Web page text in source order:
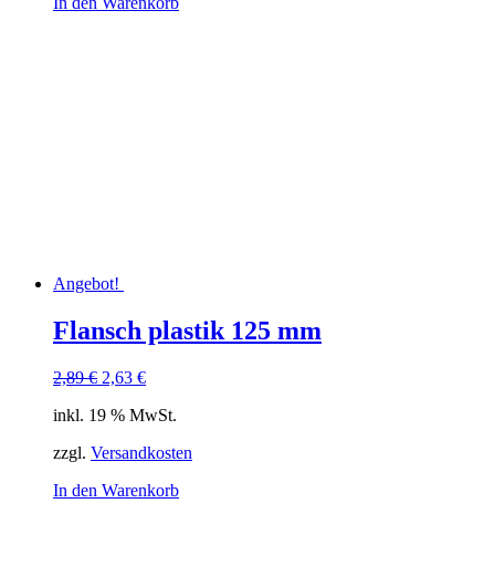
Angebot!
Flansch plastik 125 mm
2,89€ Ursprünglicher
war:
2,63 €Aktueller
ist:
inkl. 19 % MwSt.
zzgl. Versandkosten
In den Warenkorb